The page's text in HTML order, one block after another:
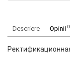
Descriere Opinii 0